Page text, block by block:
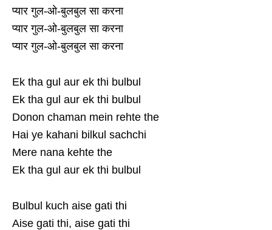
प्यार गुल-ओ-बुलबुल सा करना
प्यार गुल-ओ-बुलबुल सा करना
प्यार गुल-ओ-बुलबुल सा करना
Ek tha gul aur ek thi bulbul
Ek tha gul aur ek thi bulbul
Donon chaman mein rehte the
Hai ye kahani bilkul sachchi
Mere nana kehte the
Ek tha gul aur ek thi bulbul
Bulbul kuch aise gati thi
Aise gati thi, aise gati thi